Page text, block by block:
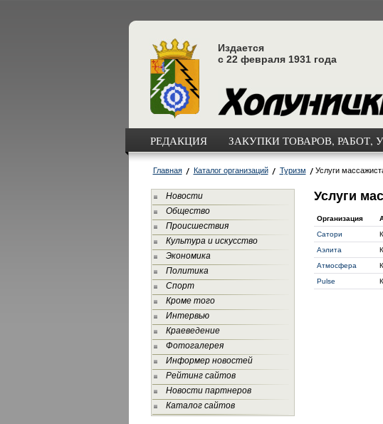
Издается
с 22 февраля 1931 года
РЕДАКЦИЯ ЗАКУПКИ ТОВАРОВ, РАБОТ,
Главная Каталог организаций Туризм Услуги
Новости
Общество
Происшествия
Культура и искусство
Экономика
Политика
Спорт
Кроме того
Интервью
Краеведение
Фотогалерея
Информер новостей
Рейтинг сайтов
Новости партнеров
Каталог сайтов
Услуги
Организация
Сатори
Аэлита
Атмосфера
Pulse